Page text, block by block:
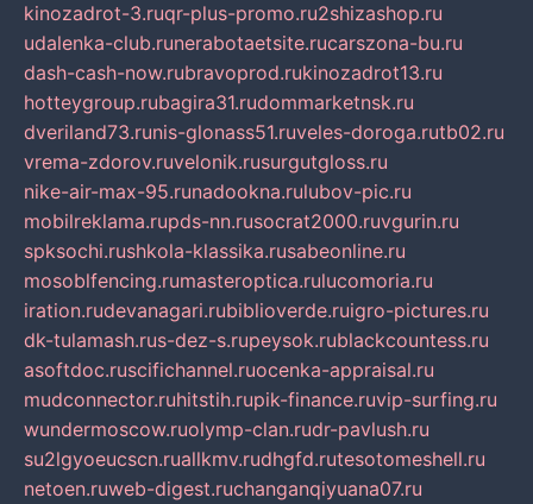
kinozadrot-3.ruqr-plus-promo.ru2shizashop.ru
udalenka-club.runerabotaetsite.rucarszona-bu.ru
dash-cash-now.rubravoprod.rukinozadrot13.ru
hotteygroup.rubagira31.rudommarketnsk.ru
dveriland73.runis-glonass51.ruveles-doroga.rutb02.ru
vrema-zdorov.ruvelonik.rusurgutgloss.ru
nike-air-max-95.runadookna.rulubov-pic.ru
mobilreklama.rupds-nn.rusocrat2000.ruvgurin.ru
spksochi.rushkola-klassika.rusabeonline.ru
mosoblfencing.rumasteroptica.rulucomoria.ru
iration.rudevanagari.rubiblioverde.ruigro-pictures.ru
dk-tulamash.rus-dez-s.rupeysok.rublackcountess.ru
asoftdoc.ruscifichannel.ruocenka-appraisal.ru
mudconnector.ruhitstih.rupik-finance.ruvip-surfing.ru
wundermoscow.ruolymp-clan.rudr-pavlush.ru
su2lgyoeucscn.ruallkmv.rudhgfd.rutesotomeshell.ru
netoen.ruweb-digest.ruchanganqiyuana07.ru